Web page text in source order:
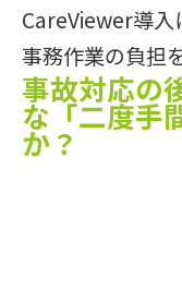
CareViewer導入
事務作業の負担
事故対応の
な「二度手
か？